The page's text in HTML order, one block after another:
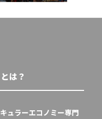
は？
ュラーエコノミー専門